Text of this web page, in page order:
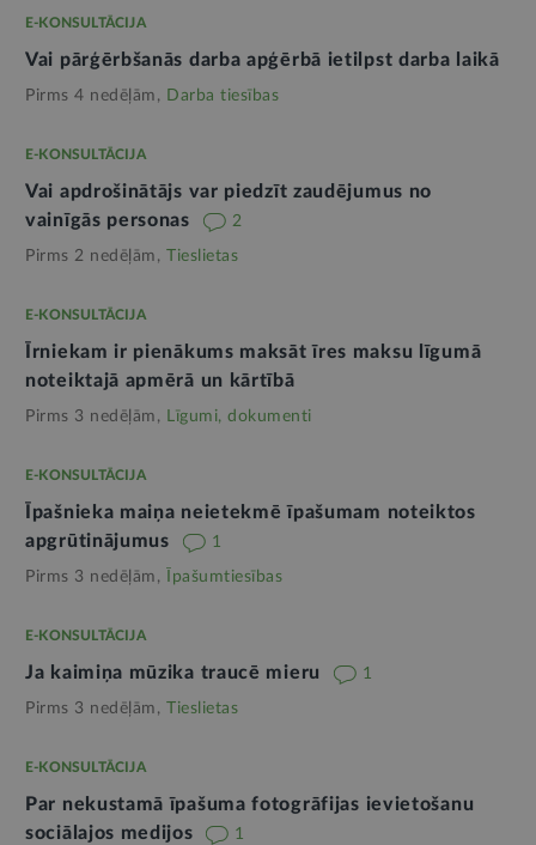
E-KONSULTĀCIJA
Vai pārģērbšanās darba apģērbā ietilpst darba laikā
Pirms 4 nedēļām, Darba tiesības
E-KONSULTĀCIJA
Vai apdrošinātājs var piedzīt zaudējumus no
vainīgās personas
2
Pirms 2 nedēļām, Tieslietas
E-KONSULTĀCIJA
Īrniekam ir pienākums maksāt īres maksu līgumā
noteiktajā apmērā un kārtībā
Pirms 3 nedēļām, Līgumi, dokumenti
E-KONSULTĀCIJA
Īpašnieka maiņa neietekmē īpašumam noteiktos
apgrūtinājumus
1
Pirms 3 nedēļām, Īpašumtiesības
E-KONSULTĀCIJA
Ja kaimiņa mūzika traucē mieru 1
Pirms 3 nedēļām, Tieslietas
E-KONSULTĀCIJA
Par nekustamā īpašuma fotogrāfijas ievietošanu
sociālajos medijos
1